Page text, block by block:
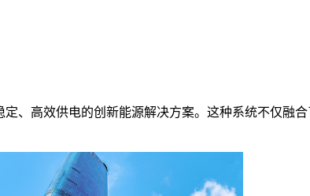
、高效供电的创新能源解决方案。这种系统不仅融